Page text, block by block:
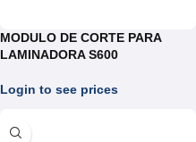
MODULO DE CORTE PARA
LAMINADORA S600
Login to see prices